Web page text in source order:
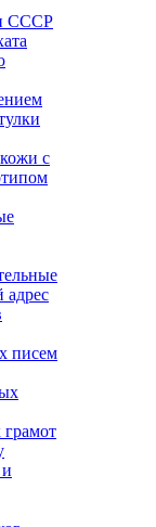
СССР
с
адрес
писем